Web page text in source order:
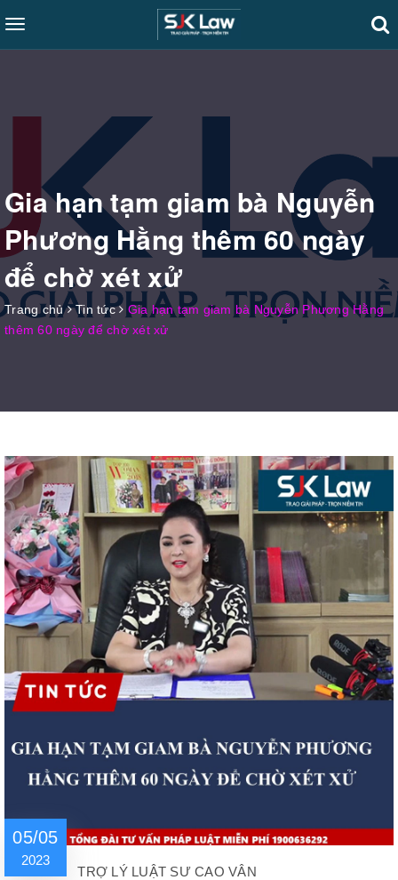
Toggle
navigation
Gia hạn tạm giam bà Nguyễn
Phương Hằng thêm 60 ngày
để chờ xét xử
Trang chủ Tin tức
Gia hạn tạm giam bà Nguyễn Phương Hằng
thêm 60 ngày để chờ xét xử
05/05
2023
TRỢ LÝ LUẬT SƯ CAO VÂN